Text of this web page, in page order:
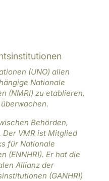
(UNO) allen
Nationale
(NMRI) zu etablieren,
Behörden,
VMR ist Mitglied
für Nationale
(ENNHRI). Er hat die
Allianz der
(GANHRI)